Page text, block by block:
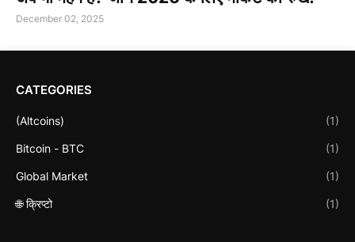
December 02, 2025
CATEGORIES
(Altcoins) (1)
Bitcoin - BTC (1)
Global Market (1)
🌐 क्रिप्टो (1)